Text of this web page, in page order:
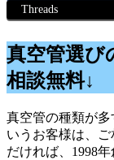
Threads
真空管選び
相談無料↓
真空管の種類が
いうお客様は、
だければ、1998